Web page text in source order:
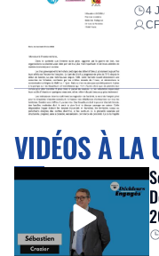
4
VIDÉOS À LA